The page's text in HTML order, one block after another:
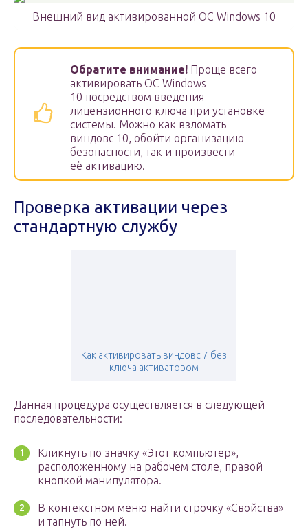
Внешний вид активированной OC Windows 10
Обратите внимание! Проще всего
активировать OC Windows
10 посредством введения
лицензионного ключа при установке
системы. Можно как взломать
виндовс 10, обойти организацию
безопасности, так и произвести
её активацию.
Проверка активации через
стандартную службу
Как активировать виндовс 7 без
ключа активатором
Данная процедура осуществляется в следующей
последовательности:
Кликнуть по значку «Этот компьютер»,
расположенному на рабочем столе, правой
кнопкой манипулятора.
В контекстном меню найти строчку «Свойства»
и тапнуть по ней.